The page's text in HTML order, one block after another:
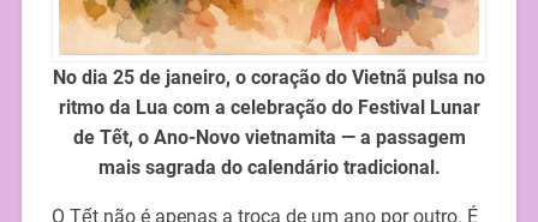
No dia 25 de janeiro, o coração do Vietnã pulsa no
ritmo da Lua com a celebração do Festival Lunar
de Tết, o Ano-Novo vietnamita — a passagem
mais sagrada do calendário tradicional.
O Tết não é apenas a troca de um ano por outro. É